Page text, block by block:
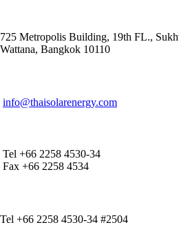
725 Metropolis Building, 19th FL.,
Wattana, Bangkok 10110
info@thaisolarenergy.com
Tel +66 2258 4530-34
Fax +66 2258 4534
Tel +66 2258 4530-34 #2504